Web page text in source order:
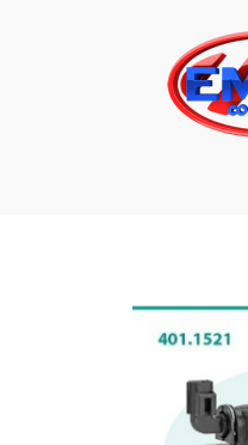
EMPRESA
MARCAS
PRODUTOS